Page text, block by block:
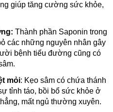
giúp tăng cường sức khỏe,
Thành phần Saponin trong
các những nguyên nhân gây
bệnh tiểu đường cũng có
mỏi: Kẹo sâm có chứa thánh
tỉnh táo, bồi bổ sức khỏe ở
mất ngủ thường xuyên.